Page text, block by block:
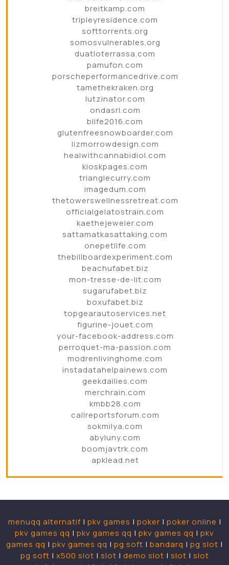
breitkamp.com
tripleyresidence.com
softtorrents.org
somosvulnerables.org
duatloterrassa.com
pamufon.com
porscheperformancedrive.com
tamethekraken.org
lutzinator.com
ondasrl.com
blife2016.com
glutenfreesnowboarder.com
lizmorrowdesign.com
healwithcannabidiol.com
kioskpages.com
trianglecurry.com
imagedum.com
thetowerswellnessretreat.com
officialgelatostrain.com
kaethejeweler.com
sattamatkasattaking.com
onepetlife.com
thebillboardexperiment.com
beachufabet.biz
mon-tresse-de-lit.com
sugarufabet.biz
boxufabet.biz
topgearautoservices.net
figurine-jouet.com
your-facebook-address.com
perroquet-ma-passion.com
modrenlivinghome.com
instadatahelpainews.com
geekdailies.com
merchrain.com
kmbb28.com
callreportsforum.com
sokmilya.com
abyluny.com
boomjavtrk.com
apklead.net
menuqq alternatif| pkv games | poker | poker online |
pkv games qq | pkv games qq | pkv games qq | pkv
games qq | pkv games qq | pg soft | bandarq | pg slot |
pg soft | x500 slot | slot | demo slot | slot | slot